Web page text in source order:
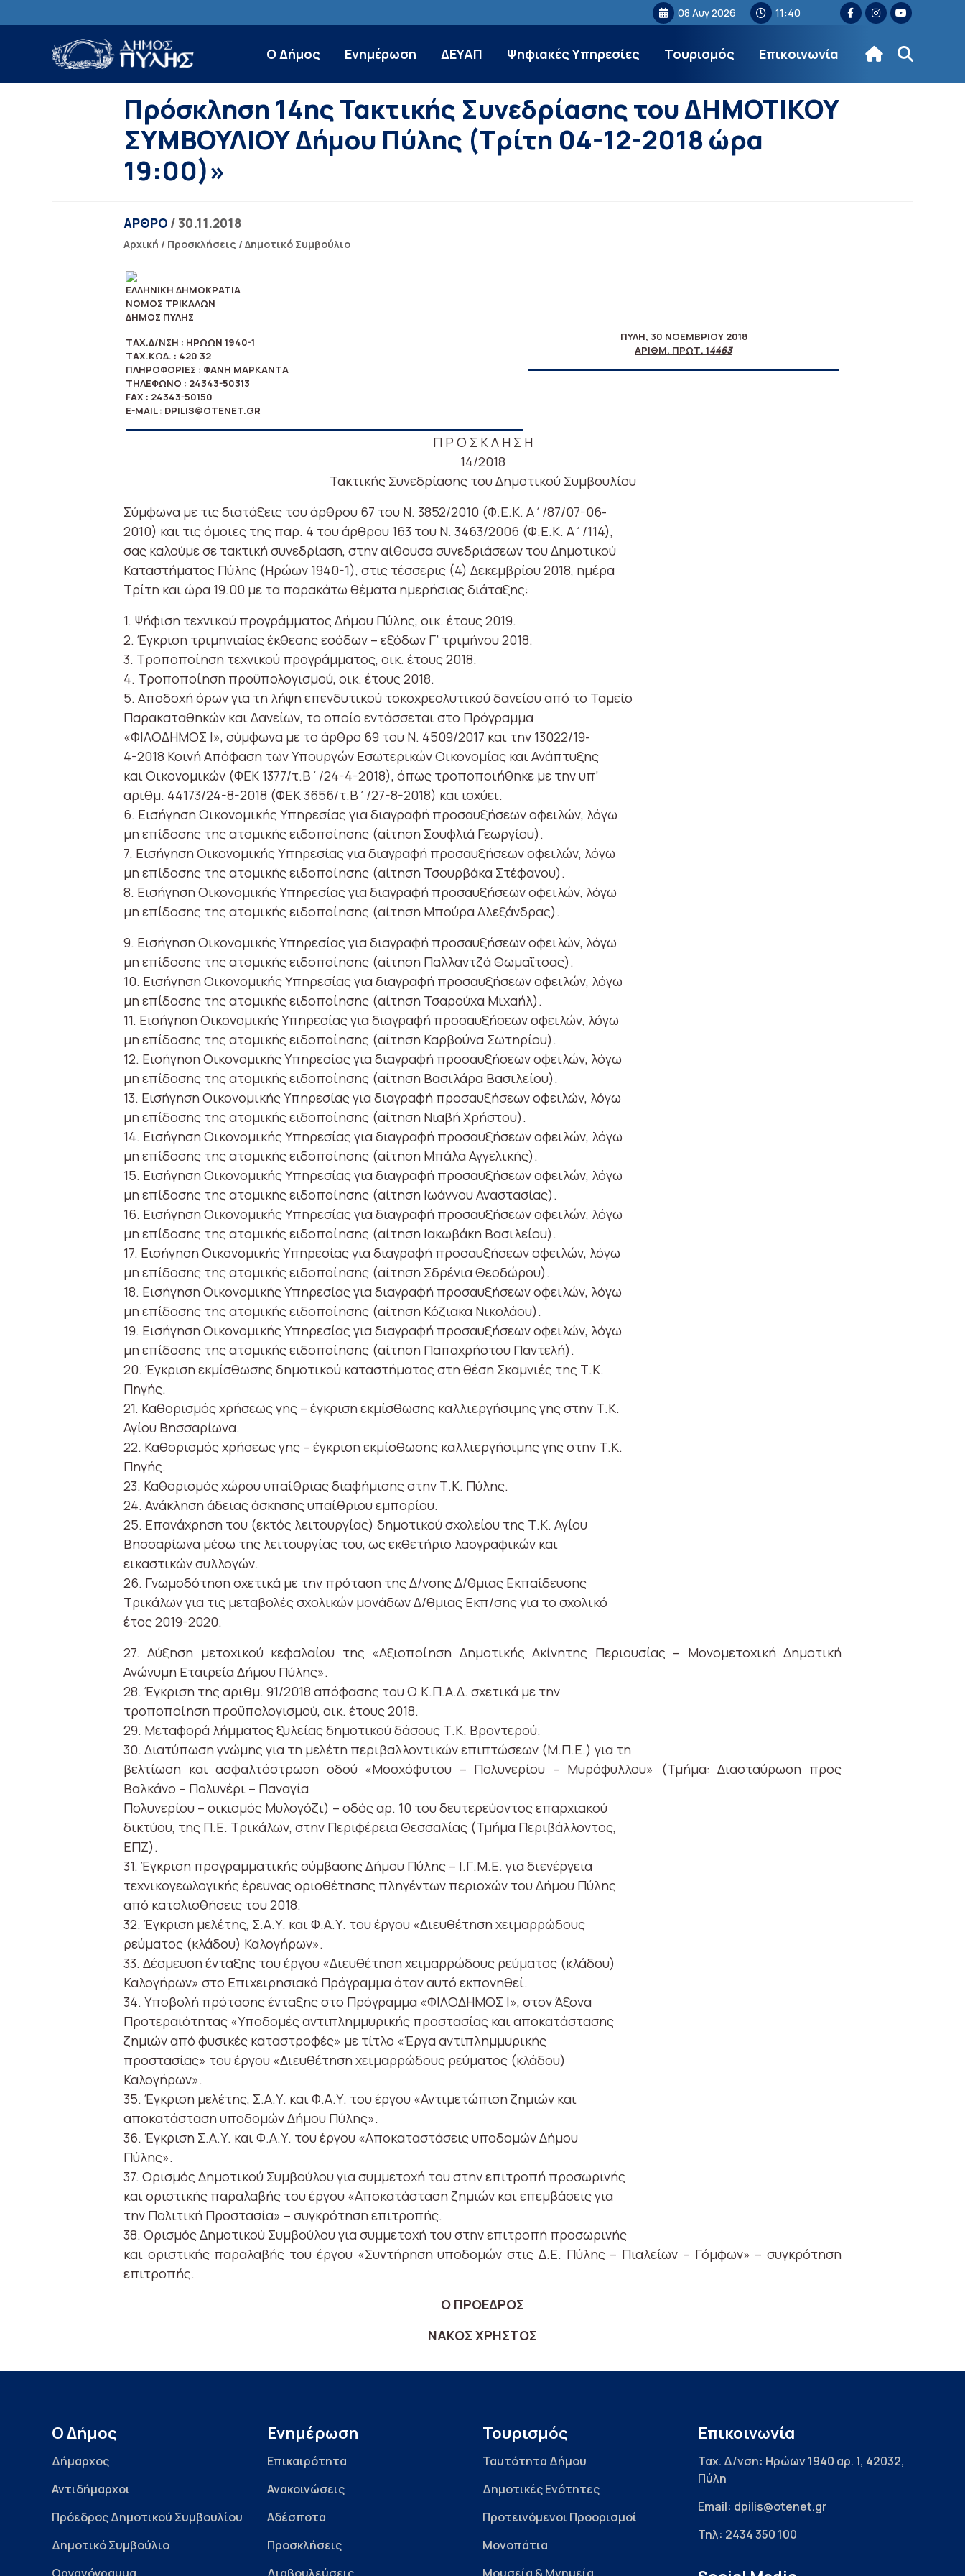
08 Αυγ 2026 11:40
Ο Δήμος Ενημέρωση ΔΕΥΑΠ Ψηφιακές Υπηρεσίες Τουρισμός Επικοινωνία
Πρόσκληση 14ης Τακτικής Συνεδρίασης του ΔΗΜΟΤΙΚΟΥ
ΣΥΜΒΟΥΛΙΟΥ Δήμου Πύλης (Τρίτη 04-12-2018 ώρα
19:00)»
ΑΡΘΡΟ / 30.11.2018
Αρχική / Προσκλήσεις / Δημοτικό Συμβούλιο
ΕΛΛΗΝΙΚΗ ΔΗΜΟΚΡΑΤΙΑ
ΝΟΜΟΣ ΤΡΙΚΑΛΩΝ
ΔΗΜΟΣ ΠΥΛΗΣ
ΤΑΧ.Δ/ΝΣΗ : ΗΡΏΩΝ 1940-1
ΤΑΧ.ΚΏΔ. : 420 32
ΠΛΗΡΟΦΟΡΊΕΣ : ΦΑΝΉ ΜΑΡΚΑΝΤΆ
ΤΗΛΈΦΩΝΟ : 24343-50313
FAX : 24343-50150
E-MAIL : DPILIS@OTENET.GR
ΠΎΛΗ, 30 NΟΕΜΒΡΊΟΥ 2018
ΑΡΙΘΜ. ΠΡΩΤ. 14463
Π Ρ Ο Σ Κ Λ Η Σ Η
14/2018
Τακτικής Συνεδρίασης του Δημοτικού Συμβουλίου
Σύμφωνα με τις διατάξεις του άρθρου 67 του Ν. 3852/2010 (Φ.Ε.Κ. Α΄/87/07-06-
2010) και τις όμοιες της παρ. 4 του άρθρου 163 του Ν. 3463/2006 (Φ.Ε.Κ. Α΄/114),
σας καλούμε σε τακτική συνεδρίαση, στην αίθουσα συνεδριάσεων του Δημοτικού
Καταστήματος Πύλης (Ηρώων 1940-1), στις τέσσερις (4) Δεκεμβρίου 2018, ημέρα
Τρίτη και ώρα 19.00 με τα παρακάτω θέματα ημερήσιας διάταξης:
1. Ψήφιση τεχνικού προγράμματος Δήμου Πύλης, οικ. έτους 2019.
2. Έγκριση τριμηνιαίας έκθεσης εσόδων – εξόδων Γ’ τριμήνου 2018.
3. Τροποποίηση τεχνικού προγράμματος, οικ. έτους 2018.
4. Τροποποίηση προϋπολογισμού, οικ. έτους 2018.
5. Αποδοχή όρων για τη λήψη επενδυτικού τοκοχρεολυτικού δανείου από το Ταμείο
Παρακαταθηκών και Δανείων, το οποίο εντάσσεται στο Πρόγραμμα
«ΦΙΛΟΔΗΜΟΣ Ι», σύμφωνα με το άρθρο 69 του Ν. 4509/2017 και την 13022/19-
4-2018 Κοινή Απόφαση των Υπουργών Εσωτερικών Οικονομίας και Ανάπτυξης
και Οικονομικών (ΦΕΚ 1377/τ.Β΄/24-4-2018), όπως τροποποιήθηκε με την υπ’
αριθμ. 44173/24-8-2018 (ΦΕΚ 3656/τ.Β΄/27-8-2018) και ισχύει.
6. Εισήγηση Οικονομικής Υπηρεσίας για διαγραφή προσαυξήσεων οφειλών, λόγω
μη επίδοσης της ατομικής ειδοποίησης (αίτηση Σουφλιά Γεωργίου).
7. Εισήγηση Οικονομικής Υπηρεσίας για διαγραφή προσαυξήσεων οφειλών, λόγω
μη επίδοσης της ατομικής ειδοποίησης (αίτηση Τσουρβάκα Στέφανου).
8. Εισήγηση Οικονομικής Υπηρεσίας για διαγραφή προσαυξήσεων οφειλών, λόγω
μη επίδοσης της ατομικής ειδοποίησης (αίτηση Μπούρα Αλεξάνδρας).
9. Εισήγηση Οικονομικής Υπηρεσίας για διαγραφή προσαυξήσεων οφειλών, λόγω
μη επίδοσης της ατομικής ειδοποίησης (αίτηση Παλλαντζά Θωμαΐτσας).
10. Εισήγηση Οικονομικής Υπηρεσίας για διαγραφή προσαυξήσεων οφειλών, λόγω
μη επίδοσης της ατομικής ειδοποίησης (αίτηση Τσαρούχα Μιχαήλ).
11. Εισήγηση Οικονομικής Υπηρεσίας για διαγραφή προσαυξήσεων οφειλών, λόγω
μη επίδοσης της ατομικής ειδοποίησης (αίτηση Καρβούνα Σωτηρίου).
12. Εισήγηση Οικονομικής Υπηρεσίας για διαγραφή προσαυξήσεων οφειλών, λόγω
μη επίδοσης της ατομικής ειδοποίησης (αίτηση Βασιλάρα Βασιλείου).
13. Εισήγηση Οικονομικής Υπηρεσίας για διαγραφή προσαυξήσεων οφειλών, λόγω
μη επίδοσης της ατομικής ειδοποίησης (αίτηση Νιαβή Χρήστου).
14. Εισήγηση Οικονομικής Υπηρεσίας για διαγραφή προσαυξήσεων οφειλών, λόγω
μη επίδοσης της ατομικής ειδοποίησης (αίτηση Μπάλα Αγγελικής).
15. Εισήγηση Οικονομικής Υπηρεσίας για διαγραφή προσαυξήσεων οφειλών, λόγω
μη επίδοσης της ατομικής ειδοποίησης (αίτηση Ιωάννου Αναστασίας).
16. Εισήγηση Οικονομικής Υπηρεσίας για διαγραφή προσαυξήσεων οφειλών, λόγω
μη επίδοσης της ατομικής ειδοποίησης (αίτηση Ιακωβάκη Βασιλείου).
17. Εισήγηση Οικονομικής Υπηρεσίας για διαγραφή προσαυξήσεων οφειλών, λόγω
μη επίδοσης της ατομικής ειδοποίησης (αίτηση Σδρένια Θεοδώρου).
18. Εισήγηση Οικονομικής Υπηρεσίας για διαγραφή προσαυξήσεων οφειλών, λόγω
μη επίδοσης της ατομικής ειδοποίησης (αίτηση Κόζιακα Νικολάου).
19. Εισήγηση Οικονομικής Υπηρεσίας για διαγραφή προσαυξήσεων οφειλών, λόγω
μη επίδοσης της ατομικής ειδοποίησης (αίτηση Παπαχρήστου Παντελή).
20. Έγκριση εκμίσθωσης δημοτικού καταστήματος στη θέση Σκαμνιές της Τ.Κ.
Πηγής.
21. Καθορισμός χρήσεως γης – έγκριση εκμίσθωσης καλλιεργήσιμης γης στην Τ.Κ.
Αγίου Βησσαρίωνα.
22. Καθορισμός χρήσεως γης – έγκριση εκμίσθωσης καλλιεργήσιμης γης στην Τ.Κ.
Πηγής.
23. Καθορισμός χώρου υπαίθριας διαφήμισης στην Τ.Κ. Πύλης.
24. Ανάκληση άδειας άσκησης υπαίθριου εμπορίου.
25. Επανάχρηση του (εκτός λειτουργίας) δημοτικού σχολείου της Τ.Κ. Αγίου
Βησσαρίωνα μέσω της λειτουργίας του, ως εκθετήριο λαογραφικών και
εικαστικών συλλογών.
26. Γνωμοδότηση σχετικά με την πρόταση της Δ/νσης Δ/θμιας Εκπαίδευσης
Τρικάλων για τις μεταβολές σχολικών μονάδων Δ/θμιας Εκπ/σης για το σχολικό
έτος 2019-2020.
27. Αύξηση μετοχικού κεφαλαίου της «Αξιοποίηση Δημοτικής Ακίνητης Περιουσίας – Μονομετοχική Δημοτική
Ανώνυμη Εταιρεία Δήμου Πύλης».
28. Έγκριση της αριθμ. 91/2018 απόφασης του Ο.Κ.Π.Α.Δ. σχετικά με την
τροποποίηση προϋπολογισμού, οικ. έτους 2018.
29. Μεταφορά λήμματος ξυλείας δημοτικού δάσους Τ.Κ. Βροντερού.
30. Διατύπωση γνώμης για τη μελέτη περιβαλλοντικών επιπτώσεων (Μ.Π.Ε.) για τη
βελτίωση και ασφαλτόστρωση οδού «Μοσχόφυτου – Πολυνερίου – Μυρόφυλλου» (Τμήμα: Διασταύρωση προς
Βαλκάνο – Πολυνέρι – Παναγία
Πολυνερίου – οικισμός Μυλογόζι) – οδός αρ. 10 του δευτερεύοντος επαρχιακού
δικτύου, της Π.Ε. Τρικάλων, στην Περιφέρεια Θεσσαλίας (Τμήμα Περιβάλλοντος,
ΕΠΖ).
31. Έγκριση προγραμματικής σύμβασης Δήμου Πύλης – Ι.Γ.Μ.Ε. για διενέργεια
τεχνικογεωλογικής έρευνας οριοθέτησης πληγέντων περιοχών του Δήμου Πύλης
από κατολισθήσεις του 2018.
32. Έγκριση μελέτης, Σ.Α.Υ. και Φ.Α.Υ. του έργου «Διευθέτηση χειμαρρώδους
ρεύματος (κλάδου) Καλογήρων».
33. Δέσμευση ένταξης του έργου «Διευθέτηση χειμαρρώδους ρεύματος (κλάδου)
Καλογήρων» στο Επιχειρησιακό Πρόγραμμα όταν αυτό εκπονηθεί.
34. Υποβολή πρότασης ένταξης στο Πρόγραμμα «ΦΙΛΟΔΗΜΟΣ Ι», στον Άξονα
Προτεραιότητας «Υποδομές αντιπλημμυρικής προστασίας και αποκατάστασης
ζημιών από φυσικές καταστροφές» με τίτλο «Έργα αντιπλημμυρικής
προστασίας» του έργου «Διευθέτηση χειμαρρώδους ρεύματος (κλάδου)
Καλογήρων».
35. Έγκριση μελέτης, Σ.Α.Υ. και Φ.Α.Υ. του έργου «Αντιμετώπιση ζημιών και
αποκατάσταση υποδομών Δήμου Πύλης».
36. Έγκριση Σ.Α.Υ. και Φ.Α.Υ. του έργου «Αποκαταστάσεις υποδομών Δήμου
Πύλης».
37. Ορισμός Δημοτικού Συμβούλου για συμμετοχή του στην επιτροπή προσωρινής
και οριστικής παραλαβής του έργου «Αποκατάσταση ζημιών και επεμβάσεις για
την Πολιτική Προστασία» – συγκρότηση επιτροπής.
38. Ορισμός Δημοτικού Συμβούλου για συμμετοχή του στην επιτροπή προσωρινής
και οριστικής παραλαβής του έργου «Συντήρηση υποδομών στις Δ.Ε. Πύλης – Πιαλείων – Γόμφων» – συγκρότηση
επιτροπής.
Ο ΠΡΟΕΔΡΟΣ
ΝΑΚΟΣ ΧΡΗΣΤΟΣ
Ο Δήμος
Δήμαρχος
Αντιδήμαρχοι
Πρόεδρος Δημοτικού Συμβουλίου
Δημοτικό Συμβούλιο
Ενημέρωση
Επικαιρότητα
Ανακοινώσεις
Αδέσποτα
Προσκλήσεις
Τουρισμός
Ταυτότητα Δήμου
Δημοτικές Ενότητες
Προτεινόμενοι Προορισμοί
Μονοπάτια
Επικοινωνία
Ταχ. Δ/νση: Ηρώων 1940 αρ. 1, 42032,
Πύλη
Email: dpilis@otenet.gr
Τηλ: 2434 350 100